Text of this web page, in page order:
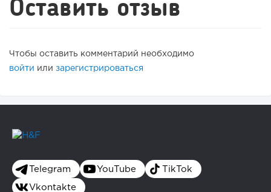
Чтобы оставить комментарий необходимо
войти или зарегистрироваться
Telegram YouTube TikTok
Vkontakte